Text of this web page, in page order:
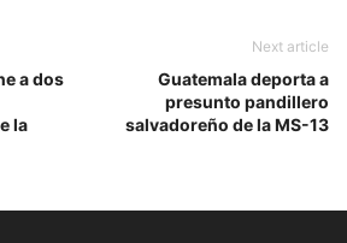
a dos
la
Next article
Guatemala deporta a
presunto pandillero
salvadoreño de la MS-13